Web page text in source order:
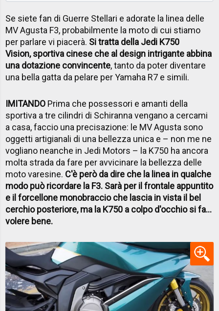
Se siete fan di Guerre Stellari e adorate la linea delle
MV Agusta F3, probabilmente la moto di cui stiamo
per parlare vi piacerà. Si tratta della Jedi K750
Vision, sportiva cinese che al design intrigante abbina
una dotazione convincente, tanto da poter diventare
una bella gatta da pelare per Yamaha R7 e simili.
IMITANDO Prima che possessori e amanti della
sportiva a tre cilindri di Schiranna vengano a cercami
a casa, faccio una precisazione: le MV Agusta sono
oggetti artigianali di una bellezza unica e – non me ne
vogliano neanche in Jedi Motors – la K750 ha ancora
molta strada da fare per avvicinare la bellezza delle
moto varesine. C'è però da dire che la linea in qualche
modo può ricordare la F3. Sarà per il frontale appuntito
e il forcellone monobraccio che lascia in vista il bel
cerchio posteriore, ma la K750 a colpo d'occhio si fa...
volere bene.